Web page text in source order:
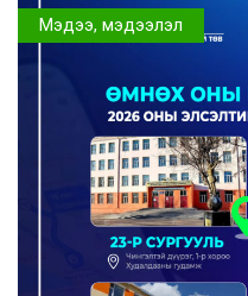
Мэдээ, мэдээлэл